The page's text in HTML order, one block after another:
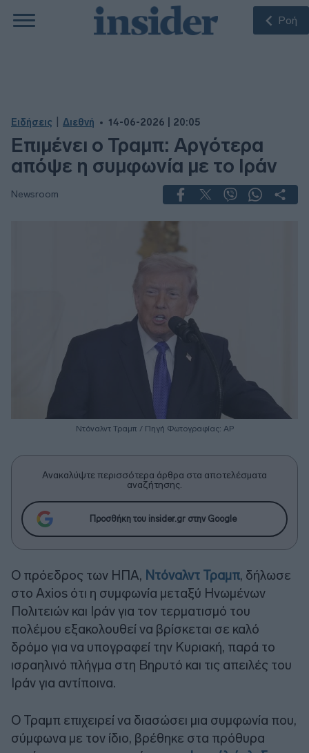
Ροή
Ειδήσεις Διεθνή 14-06-2026 | 20:05
Επιμένει ο Τραμπ: Αργότερα
απόψε η συμφωνία με το Ιράν
Newsroom
Ντόναλντ Τραμπ / Πηγή Φωτογραφίας: ΑΡ
Ανακαλύψτε περισσότερα άρθρα στα αποτελέσματα
αναζήτησης.
Προσθήκη του insider.gr στην Google
Ο πρόεδρος των ΗΠΑ, Ντόναλντ Τραμπ, δήλωσε
στο Axios ότι η συμφωνία μεταξύ Ηνωμένων
Πολιτειών και Ιράν για τον τερματισμό του
πολέμου εξακολουθεί να βρίσκεται σε καλό
δρόμο για να υπογραφεί την Κυριακή, παρά το
ισραηλινό πλήγμα στη Βηρυτό και τις απειλές του
Ιράν για αντίποινα.
Ο Τραμπ επιχειρεί να διασώσει μια συμφωνία που,
σύμφωνα με τον ίδιο, βρέθηκε στα πρόθυρα